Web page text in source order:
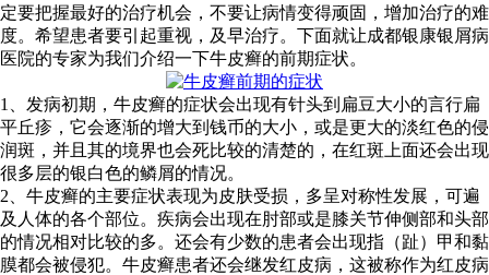
定要把握最好的治疗机会，不要让病情变得顽固，增加治疗的难
度。希望患者要引起重视，及早治疗。下面就让成都银康银屑病
医院的专家为我们介绍一下牛皮癣的前期症状。
1、发病初期，牛皮癣的症状会出现有针头到扁豆大小的言行扁
平丘疹，它会逐渐的增大到钱币的大小，或是更大的淡红色的侵
润斑，并且其的境界也会死比较的清楚的，在红斑上面还会出现
很多层的银白色的鳞屑的情况。
2、牛皮癣的主要症状表现为皮肤受损，多呈对称性发展，可遍
及人体的各个部位。疾病会出现在肘部或是膝关节伸侧部和头部
的情况相对比较的多。还会有少数的患者会出现指（趾）甲和黏
膜都会被侵犯。牛皮癣患者还会继发红皮病，这被称作为红皮病